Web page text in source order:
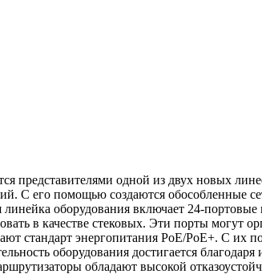
представителями одной из двух новых
С его помощью создаются
оборудования включает 24-
в качестве стековых. Эти порты могут
стандарт энергопитания РоЕ/РоЕ+. С
оборудования достигается
обладают высокой